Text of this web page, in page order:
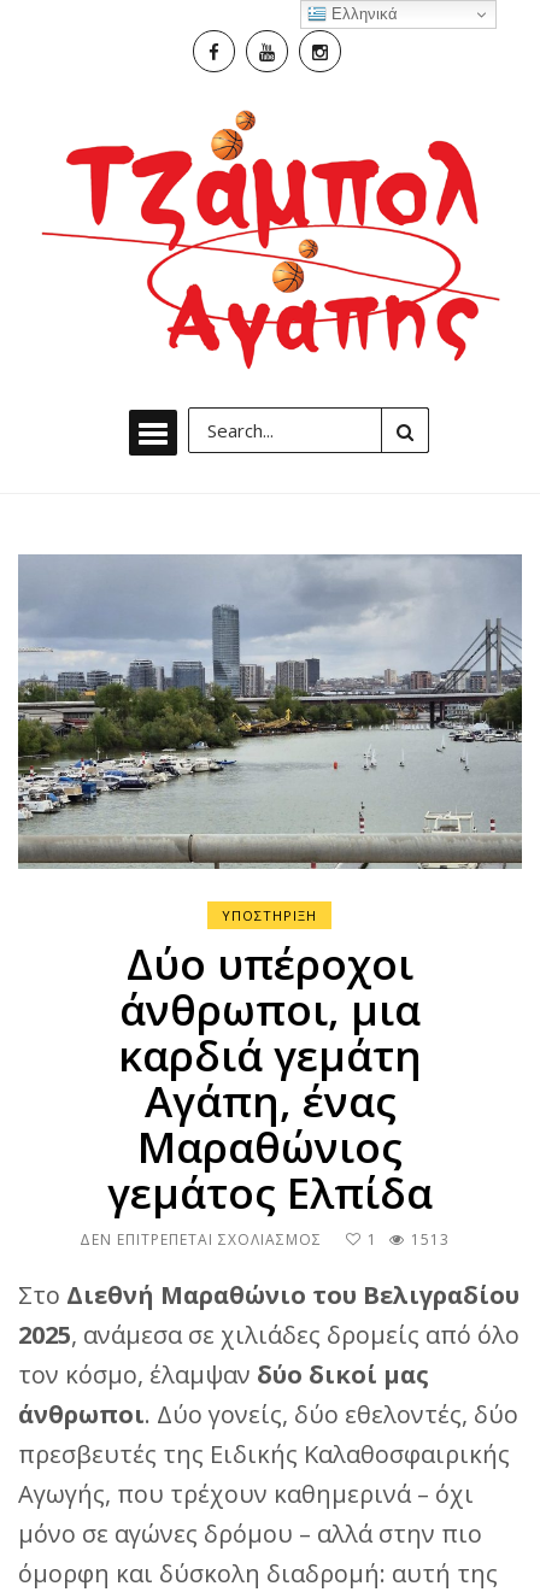
ΥΠΟΣΤΗΡΙΞΗ
Δύο υπέροχοι
άνθρωποι, μια
καρδιά γεμάτη
Αγάπη, ένας
Μαραθώνιος
γεμάτος Ελπίδα
ΔΕΝ ΕΠΙΤΡΈΠΕΤΑΙ ΣΧΟΛΙΑΣΜΌΣ ΣΤΟ
ΥΠΈΡΟΧΟΙ
ΆΝΘΡΩΠΟΙ,
ΜΙΑ
ΚΑΡΔΙΆ
ΓΕΜΆΤΗ
ΈΝΑΣ
ΜΑΡΑΘΏΝΙΟΣ
ΓΕΜΆΤΟΣ
ΕΛΠΊΔΑ
1 1513
Στο Διεθνή Μαραθώνιο του Βελιγραδίου
2025, ανάμεσα σε χιλιάδες δρομείς από όλο
τον κόσμο, έλαμψαν δύο δικοί μας
άνθρωποι. Δύο γονείς, δύο εθελοντές, δύο
πρεσβευτές της Ειδικής Καλαθοσφαιρικής
Αγωγής, που τρέχουν καθημερινά – όχι
μόνο σε αγώνες δρόμου – αλλά στην πιο
όμορφη και δύσκολη διαδρομή: αυτή της
Ελληνικά